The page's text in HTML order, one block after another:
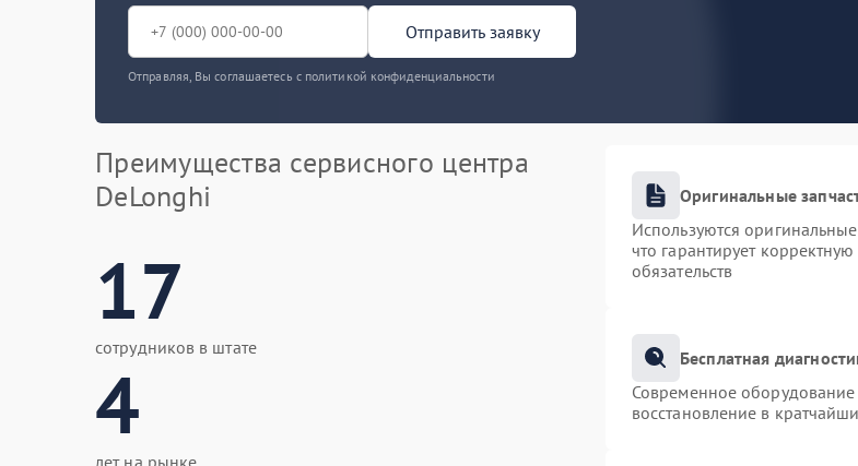
Отправить заявку
Отправляя, Вы соглашаетесь с политикой конфиденциальности
Преимущества сервисного центра
DeLonghi
17
сотрудников в штате
4
лет на рынке
Оригинальные
Используются
что гарантирует
обязательств
Бесплатная
Современное оборудование
восстановление в